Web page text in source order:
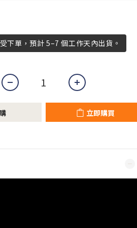
下單，預計 5–7 個工作天內出貨。
立即購買